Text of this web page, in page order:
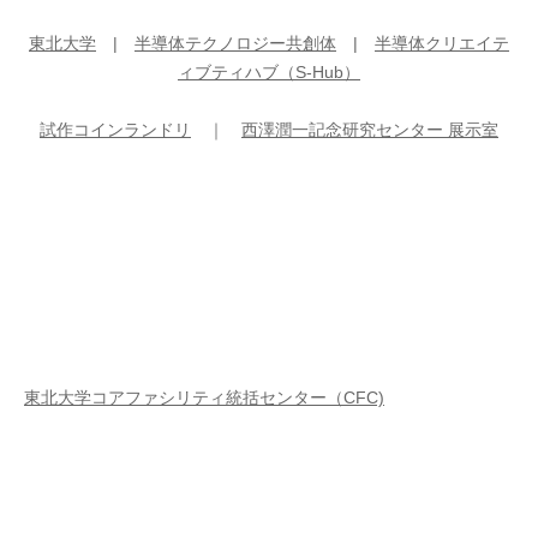
東北大学 半導体テクノロジー共創体
半導体クリエイテ
ィブティハブ（S-Hub）
試作コインランドリ 西澤潤一記念研究センター 展示室
東北大学コアファシリティ統括センター（CFC)